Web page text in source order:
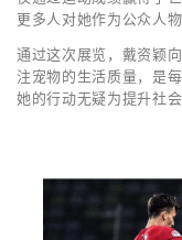
更多人对她作为公众人
通过这次展览，戴资颖
注宠物的生活质量，是
她的行动无疑为提升社